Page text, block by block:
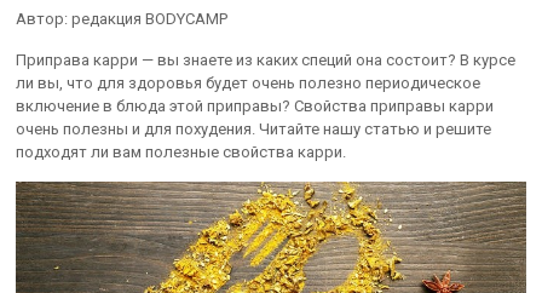
Автор: редакция BODYCAMP
Приправа карри — вы знаете из каких специй она состоит? В курсе
ли вы, что для здоровья будет очень полезно периодическое
включение в блюда этой приправы? Свойства приправы карри
очень полезны и для похудения. Читайте нашу статью и решите
подходят ли вам полезные свойства карри.